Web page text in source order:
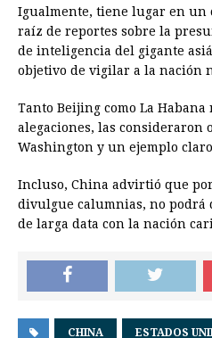
Igualmente, tiene lugar en un
raíz de reportes sobre la
de inteligencia del gigante
objetivo de vigilar a la nación
Tanto Beijing como La
alegaciones, las consideraron
Washington y un ejemplo
Incluso, China advirtió que
divulgue calumnias, no podrá
de larga data con la nación
CHINA ESTADOS